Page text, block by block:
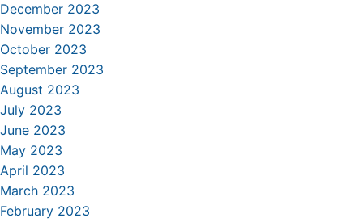
December 2023
November 2023
October 2023
September 2023
August 2023
July 2023
June 2023
May 2023
April 2023
March 2023
February 2023